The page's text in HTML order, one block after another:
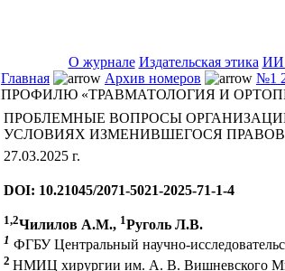
О журнале Издательская этика ИИ
Главная Архив номеров №1
ПРОФИЛЮ «ТРАВМАТОЛОГИЯ И
ПРОБЛЕМНЫЕ ВОПРОСЫ
УСЛОВИЯХ ИЗМЕНИВШЕГОСЯ
27.03.2025 г.
DOI: 10.21045/2071-5021-2025-71-1-4
1,2Чилилов А.М., 1Руголь Л.В.
1 ФГБУ Центральный научно-
2 НМИЦ хирургии им. А. В. Вишневского